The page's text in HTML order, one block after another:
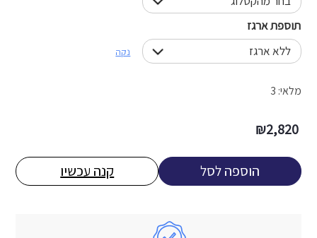
תוספת ארגז
נקה
2,820
₪
מלאי: 3
הוספה לסל קנה עכשיו